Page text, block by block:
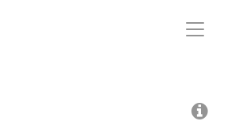
Toggle